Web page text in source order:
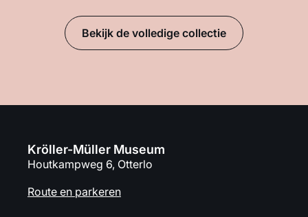
Bekijk de volledige collectie
Kröller-Müller Museum
Houtkampweg 6, Otterlo
Route en parkeren